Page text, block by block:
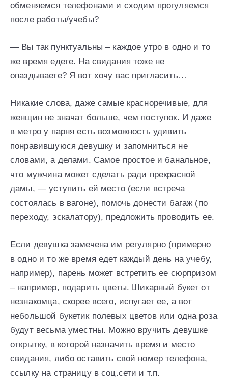
обменяемся телефонами и сходим прогуляемся
после работы/учебы?
— Вы так пунктуальны – каждое утро в одно и то
же время едете. На свидания тоже не
опаздываете? Я вот хочу вас пригласить…
Никакие слова, даже самые красноречивые, для
женщин не значат больше, чем поступок. И даже
в метро у парня есть возможность удивить
понравившуюся девушку и запомниться не
словами, а делами. Самое простое и банальное,
что мужчина может сделать ради прекрасной
дамы, — уступить ей место (если встреча
состоялась в вагоне), помочь донести багаж (по
переходу, эскалатору), предложить проводить ее.
Если девушка замечена им регулярно (примерно
в одно и то же время едет каждый день на учебу,
например), парень может встретить ее сюрпризом
– например, подарить цветы. Шикарный букет от
незнакомца, скорее всего, испугает ее, а вот
небольшой букетик полевых цветов или одна роза
будут весьма уместны. Можно вручить девушке
открытку, в которой назначить время и место
свидания, либо оставить свой номер телефона,
ссылку на страницу в соц.сети и т.п.